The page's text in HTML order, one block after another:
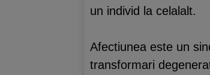
un individ la celalalt.
Afectiunea este un
transformari